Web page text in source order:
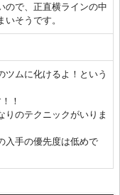
ので、正直横ラインの中
そうです。
ツムに化けるよ！という
！
りのテクニックがいりま
入手の優先度は低めで